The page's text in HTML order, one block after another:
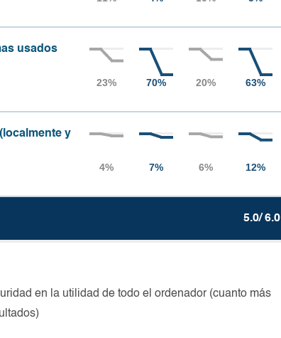
usados
y
5.0/ 6.0
en la utilidad de todo el ordenador (cuanto más